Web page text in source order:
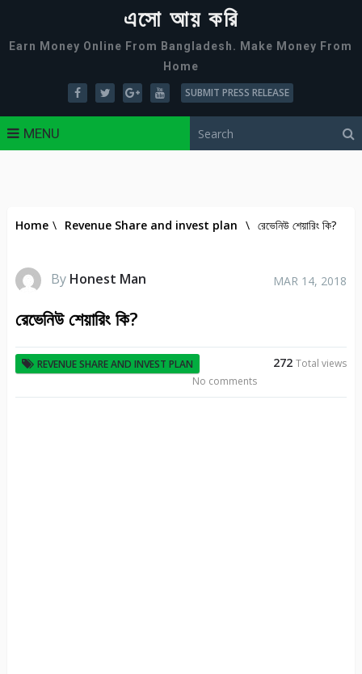
এসো আয় করি
Earn Money Online From Bangladesh. Make Money From
Home
SUBMIT PRESS RELEASE
MENU
Home \ Revenue Share and invest plan \ রেভেনিউ শেয়ারিং কি?
By Honest Man MAR 14, 2018
রেভেনিউ শেয়ারিং কি?
REVENUE SHARE AND INVEST PLAN 272Total views
No comments